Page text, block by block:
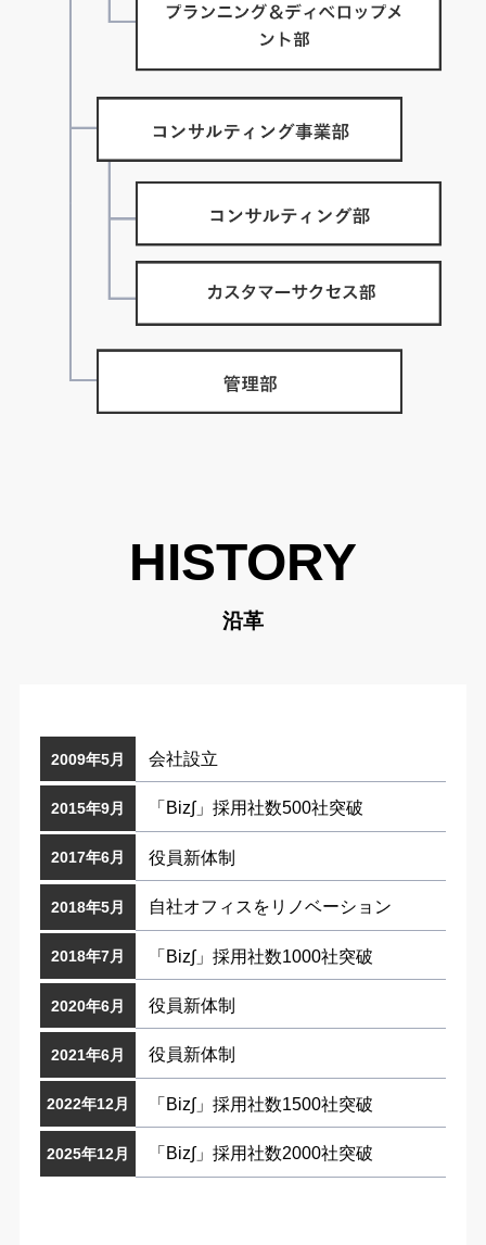
HISTORY
沿革
2009年5月 会社設立
2015年9月 「Biz∫」採用社数500社突破
2017年6月 役員新体制
2018年5月 自社オフィスをリノベーション
2018年7月 「Biz∫」採用社数1000社突破
2020年6月 役員新体制
2021年6月 役員新体制
2022年12月 「Biz∫」採用社数1500社突破
2025年12月 「Biz∫」採用社数2000社突破